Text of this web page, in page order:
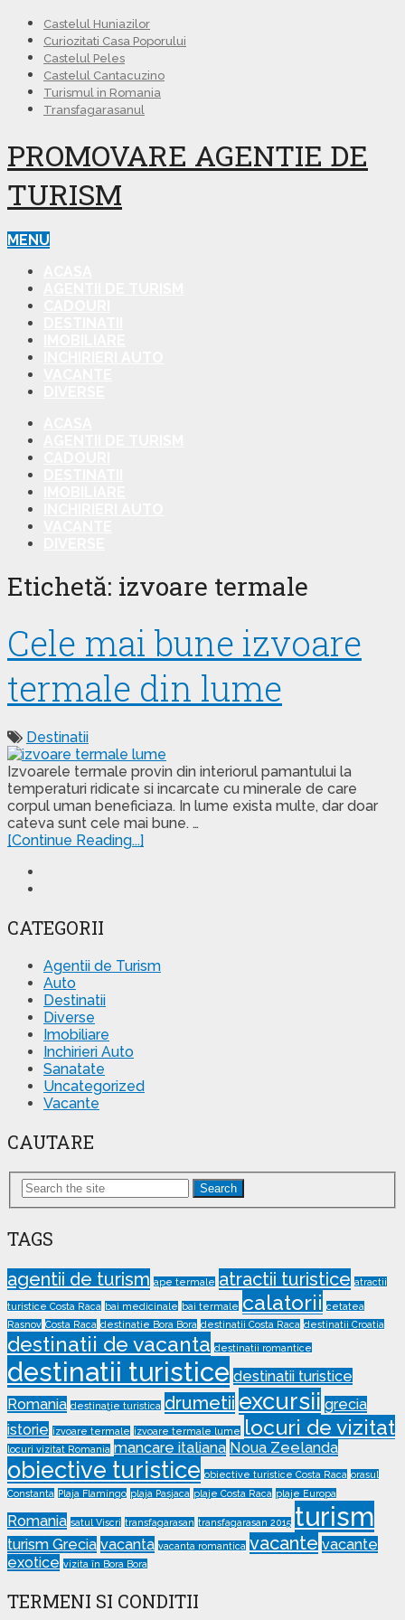
Castelul Huniazilor
Curiozitati Casa Poporului
Castelul Peles
Castelul Cantacuzino
Turismul in Romania
Transfagarasanul
PROMOVARE AGENTIE DE
TURISM
MENU
Etichetă: izvoare termale
Cele mai bune izvoare
termale din lume
Destinatii
Izvoarele termale provin din interiorul pamantului la
temperaturi ridicate si incarcate cu minerale de care
corpul uman beneficiaza. In lume exista multe, dar doar
cateva sunt cele mai bune. …
[Continue Reading...]
CATEGORII
Agentii de Turism
Auto
Destinatii
Diverse
Imobiliare
Inchirieri Auto
Sanatate
Uncategorized
Vacante
CAUTARE
Search
TAGS
agentii de turism ape termale atractii turistice atractii
turistice Costa Raca bai medicinale bai termale calatorii cetatea
Rasnov Costa Raca destinatie Bora Bora destinatii Costa Raca destinatii Croatia
destinatii de vacanta destinatii romantice
destinatii turistice destinatii turistice
Romania destinație turistica drumetii excursii grecia
istorie izvoare termale izvoare termale lume locuri de vizitat
locuri vizitat Romania mancare italiana Noua Zeelanda
obiective turistice obiective turistice Costa Raca orasul
Constanta Plaja Flamingo plaja Pasjaca plaje Costa Raca plaje Europa
Romania satul Viscri transfagarasan transfagarasan 2015 turism
turism Grecia vacanta vacanta romantica vacante vacante
exotice vizita în Bora Bora
TERMENI SI CONDITII